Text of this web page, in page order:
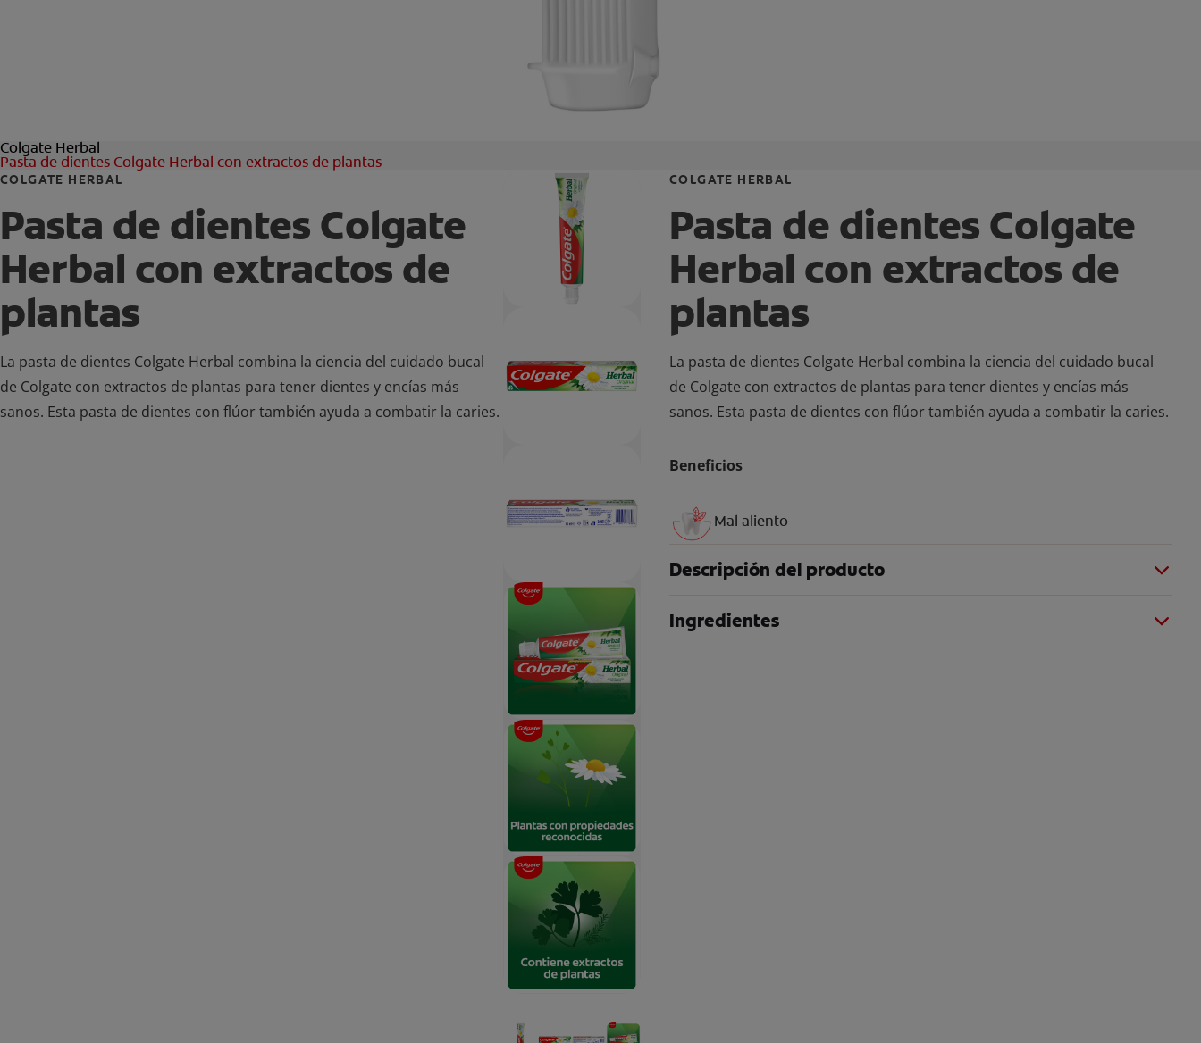
Colgate Herbal
Pasta de dientes Colgate Herbal con extractos de plantas
COLGATE HERBAL
Pasta de dientes Colgate
Herbal con extractos de
plantas
La pasta de dientes Colgate Herbal combina la ciencia del cuidado bucal
de Colgate con extractos de plantas para tener dientes y encías más
sanos. Esta pasta de dientes con flúor también ayuda a combatir la caries.
COLGATE HERBAL
Pasta de dientes Colgate
Herbal con extractos de
plantas
La pasta de dientes Colgate Herbal combina la ciencia del cuidado bucal
de Colgate con extractos de plantas para tener dientes y encías más
sanos. Esta pasta de dientes con flúor también ayuda a combatir la caries.
Beneficios
Mal aliento
Descripción del producto
Ingredientes